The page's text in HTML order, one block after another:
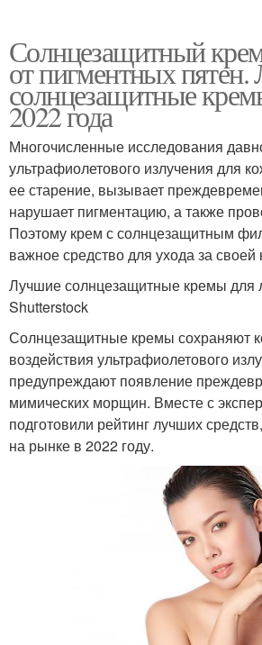
Солнцезащитный
от пигментных
солнцезащитные
2022 года
Многочисленные исследования
ультрафиолетового излучения для
ее старение, вызывает
нарушает пигментацию, а также
Поэтому крем с солнцезащитным
важное средство для ухода за своей
Лучшие солнцезащитные кремы для
Shutterstock
Солнцезащитные кремы сохраняют
воздействия ультрафиолетового
предупреждают появление
мимических морщин. Вместе с
подготовили рейтинг лучших
на рынке в 2022 году.